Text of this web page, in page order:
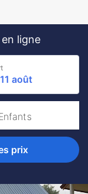
ligne
août
prix